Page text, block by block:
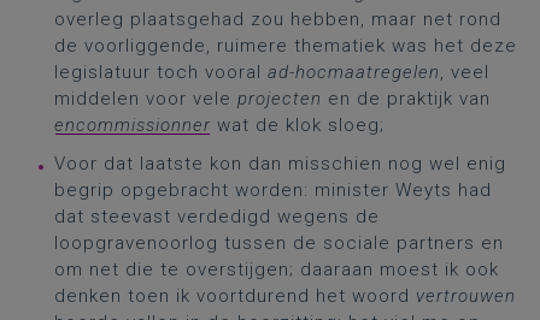
overleg plaatsgehad zou hebben, maar net rond
de voorliggende, ruimere thematiek was het deze
legislatuur toch vooral ad-hocmaatregelen, veel
middelen voor vele projecten en de praktijk van
encommissionner wat de klok sloeg;
Voor dat laatste kon dan misschien nog wel enig
begrip opgebracht worden: minister Weyts had
dat steevast verdedigd wegens de
loopgravenoorlog tussen de sociale partners en
om net die te overstijgen; daaraan moest ik ook
denken toen ik voortdurend het woord vertrouwen